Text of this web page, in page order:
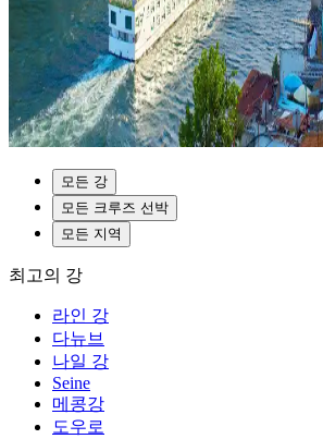
모든 강
모든 크루즈 선박
모든 지역
최고의 강
라인 강
다뉴브
나일 강
Seine
메콩강
도우로